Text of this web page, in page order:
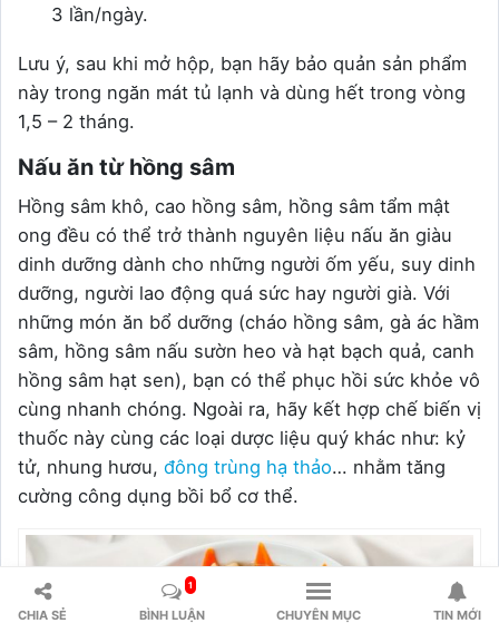
3 lần/ngày.
Lưu ý, sau khi mở hộp, bạn hãy bảo quản sản phẩm
này trong ngăn mát tủ lạnh và dùng hết trong vòng
1,5 – 2 tháng.
Nấu ăn từ hồng sâm
Hồng sâm khô, cao hồng sâm, hồng sâm tẩm mật
ong đều có thể trở thành nguyên liệu nấu ăn giàu
dinh dưỡng dành cho những người ốm yếu, suy dinh
dưỡng, người lao động quá sức hay người già. Với
những món ăn bổ dưỡng (cháo hồng sâm, gà ác hầm
sâm, hồng sâm nấu sườn heo và hạt bạch quả, canh
hồng sâm hạt sen), bạn có thể phục hồi sức khỏe vô
cùng nhanh chóng. Ngoài ra, hãy kết hợp chế biến vị
thuốc này cùng các loại dược liệu quý khác như: kỷ
tử, nhung hươu, đông trùng hạ thảo… nhằm tăng
cường công dụng bồi bổ cơ thể.
CHIA SẺ
1
BÌNH LUẬN CHUYÊN MỤC TIN MỚI